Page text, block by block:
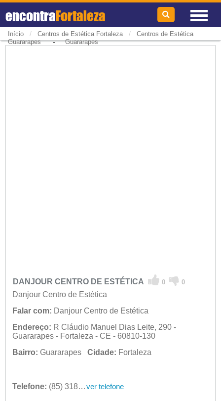
encontraFortaleza
Início / Centros de Estética Fortaleza / Centros de Estética
Guararapes-Guararapes
DANJOUR CENTRO DE ESTÉTICA 0 0
Danjour Centro de Estética
Falar com: Danjour Centro de Estética
Endereço: R Cláudio Manuel Dias Leite, 290 -
Guararapes - Fortaleza - CE - 60810-130
Bairro: Guararapes Cidade: Fortaleza
Telefone: (85) 3181-3189 ver telefone